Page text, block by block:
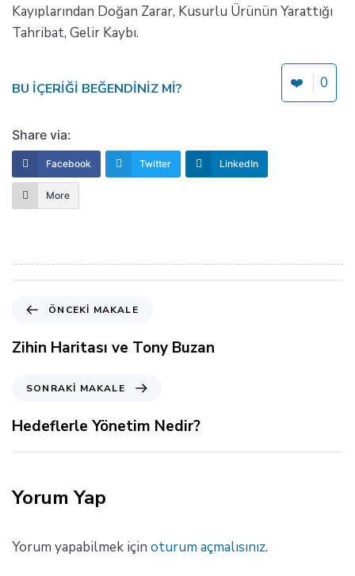
Kayıplarından Doğan Zarar, Kusurlu Ürünün Yarattığı
Tahribat, Gelir Kaybı.
BU IÇERIĞI BEĞENDINIZ MI? ❤️ 0
Share via:
Facebook Twitter LinkedIn
More
c
e
a
k
l
e
ÖNCEKI MAKALE
Zihin Haritası ve Tony Buzan
n
r
a
i
M
k
SONRAKI MAKALE
Hedeflerle Yönetim Nedir?
Yorum Yap
Yorum yapabilmek için oturum açmalısınız.